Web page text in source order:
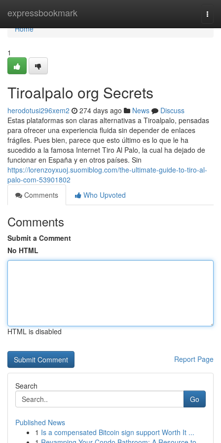
expressbookmark
Home
Home
1
Tiroalpalo org Secrets
herodotusi296xem2 274 days ago News
Discuss
Estas plataformas son claras alternativas a Tiroalpalo, pensadas
para ofrecer una experiencia fluida sin depender de enlaces
frágiles. Pues bien, parece que esto último es lo que le ha
sucedido a la famosa Internet Tiro Al Palo, la cual ha dejado de
funcionar en España y en otros países. Sin
https://lorenzoyxuoj.suomiblog.com/the-ultimate-guide-to-tiro-al-
palo-com-53901802
Comments
Who Upvoted
Comments
Submit a Comment
No HTML
HTML is disabled
Report Page
Search
Go
Published News
1 Is a compensated Bitcoin sign support Worth It ...